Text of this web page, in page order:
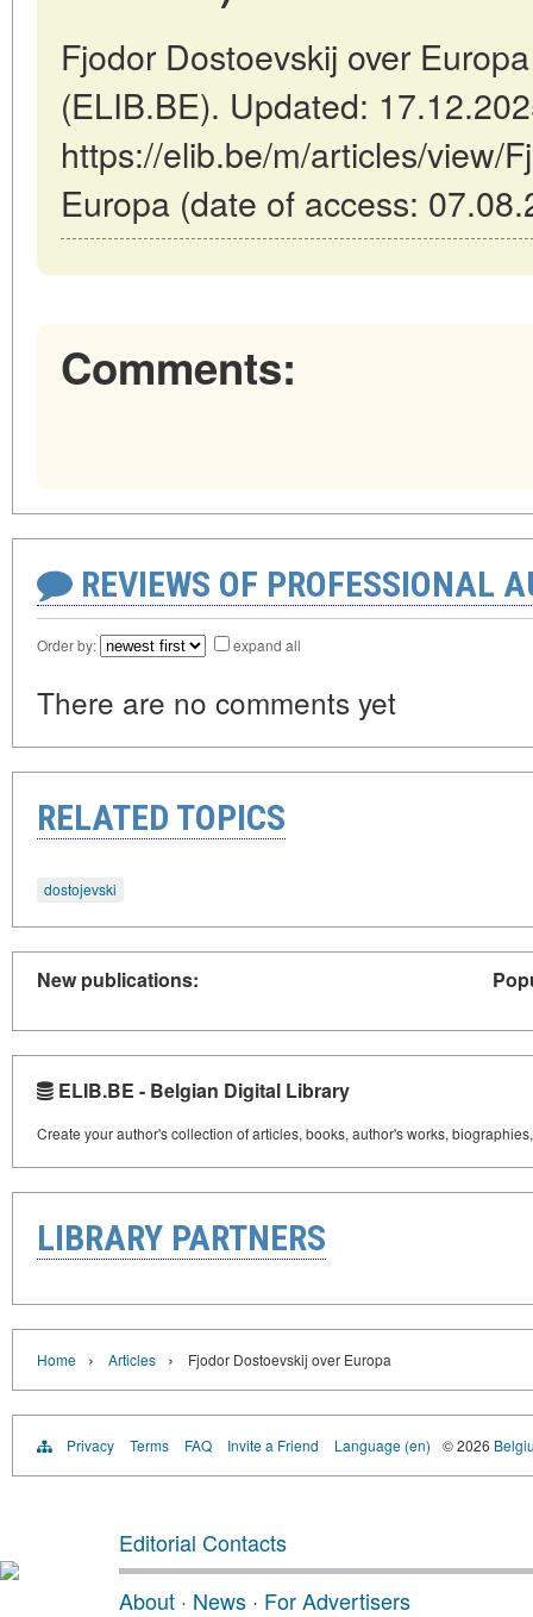
Fjodor Dostoevskij over
(ELIB.BE). Updated:
https://elib.be/m/articles/view/
Europa (date of access:
Comments:
REVIEWS OF PROFESSIONAL
Order by: expand all
There are no comments yet
RELATED TOPICS
dostojevski
New publications:
ELIB.BE - Belgian Digital Library
Create your author's collection of articles, books, author's works,
LIBRARY PARTNERS
Home › Articles › Fjodor Dostoevskij over Europa
Privacy Terms FAQ Invite a Friend Language (en) © 2026
Editorial Contacts
About · News · For Advertisers